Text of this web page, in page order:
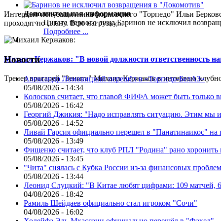
Интервью полузащитника московского "Торпедо" Ильи
проходят по плану. Всю нагрузку,...
Михаил Кержаков: "В новой должности ответственность
Тренер вратарей "Зенита" Михаил Кержаков в интервью
Дополнительная информация
Цитата первого лица Баринов не исключил
Подробнее ...
Новости
Александр Ломовицкий перешёл в «Торпедо-БелАЗ»
05/08/2026 - 14:34
Колосков считает, что главой ФИФА может быть только
05/08/2026 - 16:42
Георгий Джикия: "Надо исправлять ситуацию. Этим мы
05/08/2026 - 14:52
Ливай Гарсия официально перешел в "Панатинаикос" на
05/08/2026 - 13:49
Фищенко считает, что клуб РПЛ "Родина" рано хоронить
05/08/2026 - 13:45
"Чита" снялась с Кубка России из-за финансовых проблем
05/08/2026 - 13:44
Леонид Слуцкий: "В Китае любят цифрами: 109 матчей,
04/08/2026 - 18:42
Рамиль Шейдаев официально стал игроком "Сочи"
04/08/2026 - 16:02